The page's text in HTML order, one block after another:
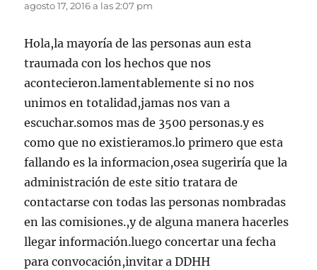
agosto 17, 2016 a las 2:07 pm
Hola,la mayoría de las personas aun esta
traumada con los hechos que nos
acontecieron.lamentablemente si no nos
unimos en totalidad,jamas nos van a
escuchar.somos mas de 3500 personas.y es
como que no existieramos.lo primero que esta
fallando es la informacion,osea sugeriría que la
administración de este sitio tratara de
contactarse con todas las personas nombradas
en las comisiones.,y de alguna manera hacerles
llegar información.luego concertar una fecha
para convocación,invitar a DDHH